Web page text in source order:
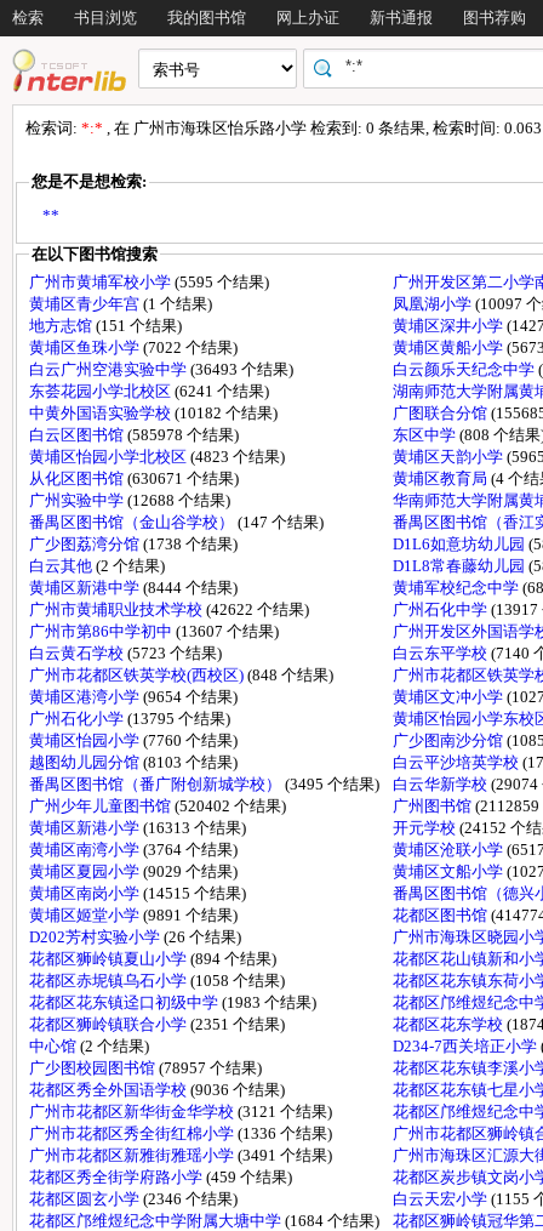
检索 书目浏览 我的图书馆 网上办证 新书通报 图书荐购
检索词: *:* , 在 广州市海珠区怡乐路小学 检索到: 0 条结果, 检索时间:
您是不是想检索:
**
在以下图书馆搜索
广州市黄埔军校小学 (5595 个结果)
广州开发区第二小学
黄埔区青少年宫 (1 个结果) 凤凰湖小学 (10097
地方志馆 (151 个结果) 黄埔区深井小学
黄埔区鱼珠小学 (7022 个结果) 黄埔区黄船小学
白云广州空港实验中学 (36493 个结果) 白云颜乐天纪念中学
东荟花园小学北校区 (6241 个结果)
湖南师范大学附属黄
中黄外国语实验学校 (10182 个结果) 广图联合分馆
白云区图书馆 (585978 个结果) 东区中学 (808 个结果
黄埔区怡园小学北校区 (4823 个结果) 黄埔区天韵小学
从化区图书馆 (630671 个结果) 黄埔区教育局 (4 个结
广州实验中学 (12688 个结果)
华南师范大学附属黄
番禺区图书馆（金山谷学校） (147 个结果)
番禺区图书馆（香江
广少图荔湾分馆 (1738 个结果) D1L6如意坊幼儿园
白云其他 (2 个结果) D1L8常春藤幼儿园
黄埔区新港中学 (8444 个结果) 黄埔军校纪念中学
广州市黄埔职业技术学校 (42622 个结果) 广州石化中学 (13917
广州市第86中学初中 (13607 个结果)
广州开发区外国语学
白云黄石学校 (5723 个结果) 白云东平学校 (7140
广州市花都区铁英学校(西校区) (848 个结果)
广州市花都区铁英学
黄埔区港湾小学 (9654 个结果) 黄埔区文冲小学
广州石化小学 (13795 个结果)
黄埔区怡园小学东校
黄埔区怡园小学 (7760 个结果) 广少图南沙分馆
越图幼儿园分馆 (8103 个结果) 白云平沙培英学校
番禺区图书馆（番广附创新城学校） (3495 个结果) 白云华新学校 (29074
广州少年儿童图书馆 (520402 个结果) 广州图书馆
黄埔区新港小学 (16313 个结果) 开元学校 (24152 个
黄埔区南湾小学 (3764 个结果) 黄埔区沧联小学
黄埔区夏园小学 (9029 个结果) 黄埔区文船小学
黄埔区南岗小学 (14515 个结果)
番禺区图书馆（德兴
黄埔区姬堂小学 (9891 个结果) 花都区图书馆
D202芳村实验小学 (26 个结果)
广州市海珠区晓园小
花都区狮岭镇夏山小学 (894 个结果)
花都区花山镇新和小
花都区赤坭镇乌石小学 (1058 个结果)
花都区花东镇东荷小
花都区花东镇迳口初级中学 (1983 个结果)
花都区邝维煜纪念中
花都区狮岭镇联合小学 (2351 个结果) 花都区花东学校
中心馆 (2 个结果) D234-7西关培正小学
广少图校园图书馆 (78957 个结果)
花都区花东镇李溪小
花都区秀全外国语学校 (9036 个结果)
花都区花东镇七星小
广州市花都区新华街金华学校 (3121 个结果)
花都区邝维煜纪念中
广州市花都区秀全街红棉小学 (1336 个结果)
广州市花都区狮岭镇
广州市花都区新雅街雅瑶小学 (3491 个结果)
广州市海珠区汇源大
花都区秀全街学府路小学 (459 个结果)
花都区炭步镇文岗小
花都区圆玄小学 (2346 个结果) 白云天宏小学 (1155
花都区邝维煜纪念中学附属大塘中学 (1684 个结果)
花都区狮岭镇冠华第